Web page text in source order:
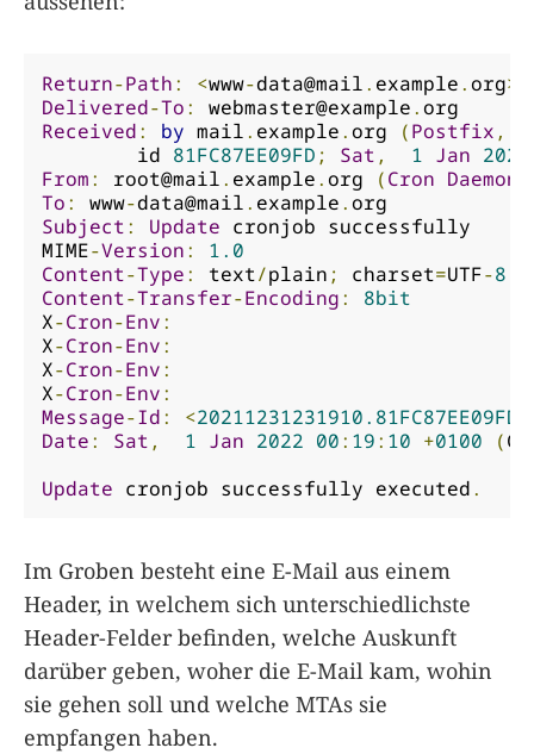
Return-Path: <www-data@mail. example.org>
Delivered-To: webmaster@example.org
Received: by mail. example.org (Postfix ,
        id
81FC87EE09FD ; Sat , 1 Jan 2022
From: root@mail. example.org (Cron Daemon
To: www-data@mail. example.org
Subject: Update cronjob successfully
MIME-Version:
1.0
Content-Type: text/plain ; charset=UTF-8
Content-Transfer-Encoding:
8bit
X-Cron-Env:
X-Cron-Env:
X-Cron-Env:
X-Cron-Env:
Message-Id: <
Date: Sat , 1 Jan 2022 00: 19: 10 +0100 (
Update cronjob successfully executed.
Im Groben besteht eine E-Mail aus einem
Header, in welchem sich unterschiedlichste
Header-Felder befinden, welche Auskunft
darüber geben, woher die E-Mail kam, wohin
sie gehen soll und welche MTAs sie
empfangen haben.